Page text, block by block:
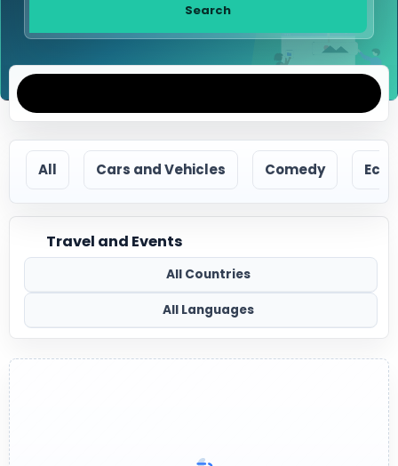
Search
All Cars and Vehicles Comedy
Travel and Events
All Countries
All Languages